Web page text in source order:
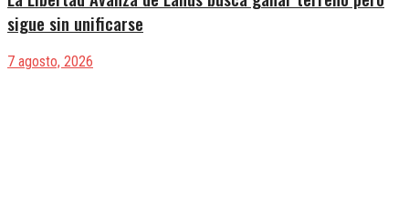
sigue sin unificarse
7 agosto, 2026